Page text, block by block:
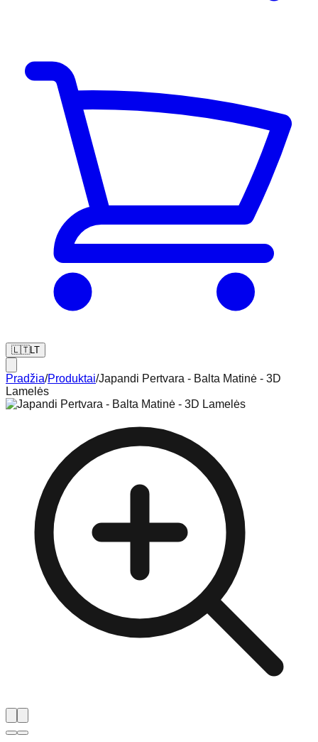
🇱🇹LT
Pradžia/Produktai/Japandi Pertvara - Balta Matinė - 3D
Lamelės